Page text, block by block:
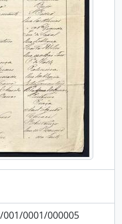
001/0001/000005